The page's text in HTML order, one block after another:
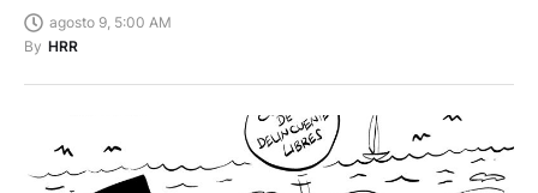
agosto 9, 5:00 AM
By HRR